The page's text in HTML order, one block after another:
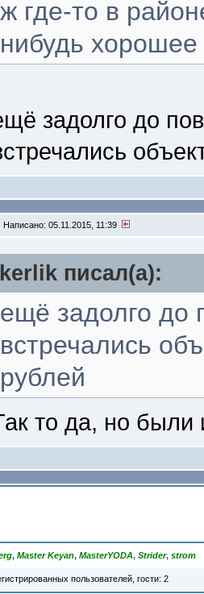
ж где-то в
нибудь
задолго до
Написано: 05.11.2015, 11:39
kerlik писал(a):
ещё задолго до
встречались
рублей
то да, но были
, Master Keyan, MasterYODA, Strider, strom
пользователей, гости: 2